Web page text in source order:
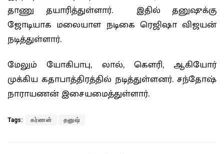
தாணு தயாரித்துள்ளார். இதில் தனுஷுக்கு
ஜோடியாக மலையாள நடிகை ரெஜிஷா விஜயன்
நடித்துள்ளார்.
மேலும் யோகிபாபு, லால், கௌரி, ஆகியோர்
முக்கிய கதாபாத்திரத்தில் நடித்துள்ளனர். சந்தோஷ்
நாராயணன் இசையமைத்துள்ளார்.
Tags: கர்ணன் தனுஷ்